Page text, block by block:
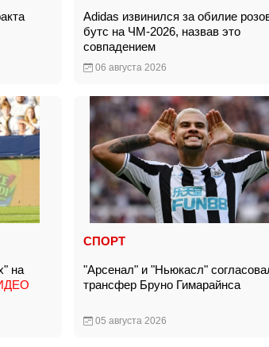
Adidas извинился за обилие
бутс на ЧМ-2026, назвав это
совпадением
06 августа 2026
на
СПОРТ
"Арсенал" и "Ньюкасл"
трансфер Бруно Гимарайнса
05 августа 2026